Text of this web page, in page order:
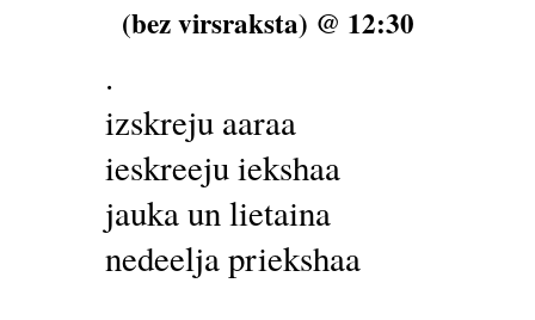
(bez virsraksta) @ 12:30
.
izskreju aaraa
ieskreeju iekshaa
jauka un lietaina
nedeelja priekshaa